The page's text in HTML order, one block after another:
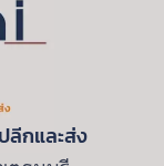
ลีกและส่ง